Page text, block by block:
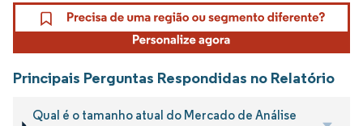
Principais Perguntas Respondidas no Relatório
Qual é o tamanho atual do Mercado de Análise